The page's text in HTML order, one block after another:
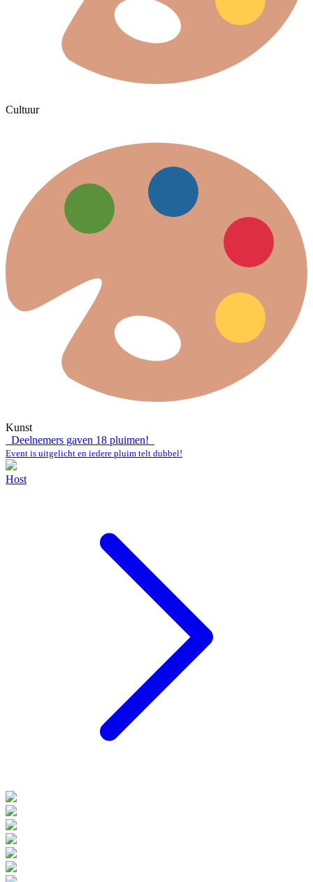
Cultuur
Kunst
Deelnemers gaven 18 pluimen!
Event is uitgelicht en iedere pluim telt dubbel!
Host